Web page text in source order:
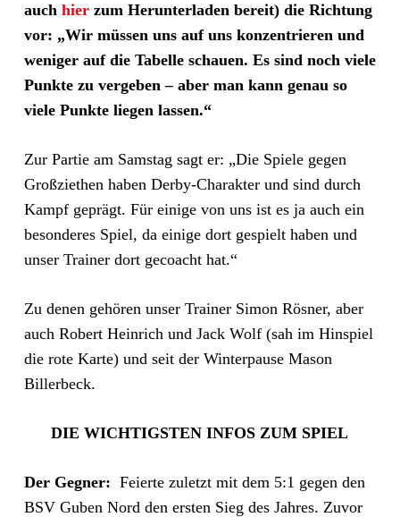
auch hierzum Herunterladen bereit) die Richtung
vor: „Wir müssen uns auf uns konzentrieren und
weniger auf die Tabelle schauen. Es sind noch viele
Punkte zu vergeben – aber man kann genau so
viele Punkte liegen lassen.“
Zur Partie am Samstag sagt er: „Die Spiele gegen
Großziethen haben Derby-Charakter und sind durch
Kampf geprägt. Für einige von uns ist es ja auch ein
besonderes Spiel, da einige dort gespielt haben und
unser Trainer dort gecoacht hat.“
Zu denen gehören unser Trainer Simon Rösner, aber
auch Robert Heinrich und Jack Wolf (sah im Hinspiel
die rote Karte) und seit der Winterpause Mason
Billerbeck.
DIE WICHTIGSTEN INFOS ZUM SPIEL
Der Gegner: Feierte zuletzt mit dem 5:1 gegen den
BSV Guben Nord den ersten Sieg des Jahres. Zuvor